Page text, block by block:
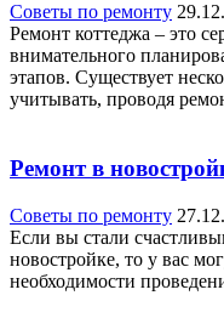
Советы по ремонту
Ремонт коттеджа – это
внимательного
этапов. Существует
учитывать, проводя
Ремонт в
Советы по ремонту
Если вы стали
новостройке, то у вас
необходимости